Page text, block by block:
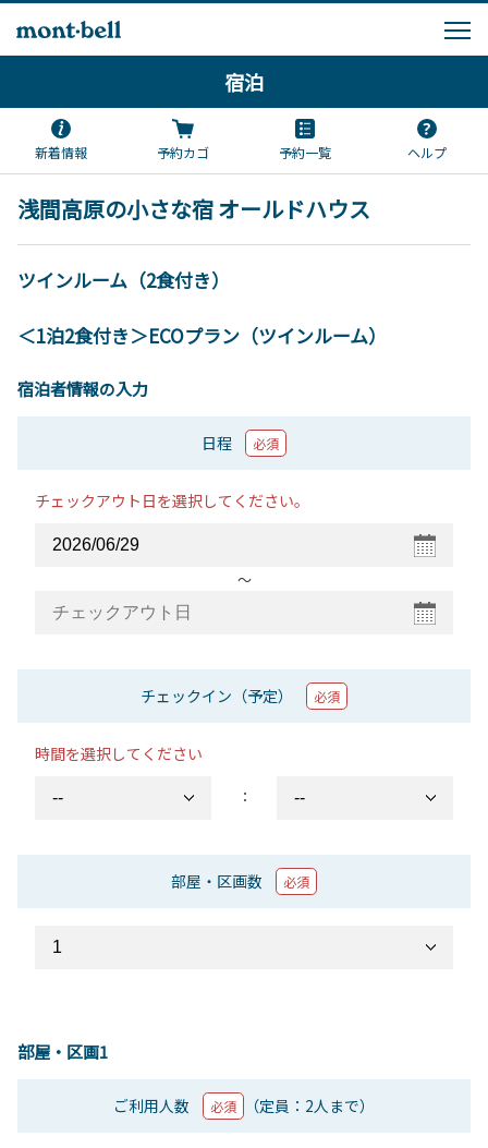
宿泊
新着情報 予約カゴ 予約一覧 ヘルプ
浅間高原の小さな宿 オールドハウス
ツインルーム（2食付き）
＜1泊2食付き＞ECOプラン（ツインルーム）
宿泊者情報の入力
日程 必須
チェックアウト日を選択してください。
〜
チェックイン（予定） 必須
時間を選択してください
：
部屋・区画数 必須
部屋・区画1
ご利用人数 必須 （定員：2人まで）